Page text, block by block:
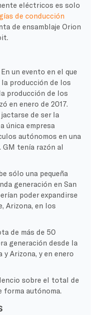
eléctricos es solo
de conducción
de ensamblaje Orion
un evento en el que
producción de los
producción de los
en enero de 2017.
de ser la
única empresa
autónomos en una
GM tenía razón al
sólo una pequeña
generación en San
poder expandirse
Arizona, en los
de más de 50
generación desde la
Arizona, y en enero
sobre el total de
forma autónoma.